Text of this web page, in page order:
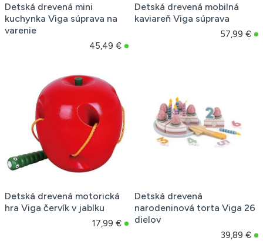
Detská drevená mini
kuchynka Viga súprava na
varenie
45,49 €
Detská drevená mobilná
kaviareň Viga súprava
57,99 €
Detská drevená motorická
hra Viga červík v jablku
17,99 €
Detská drevená
narodeninová torta Viga 26
dielov
39,89 €